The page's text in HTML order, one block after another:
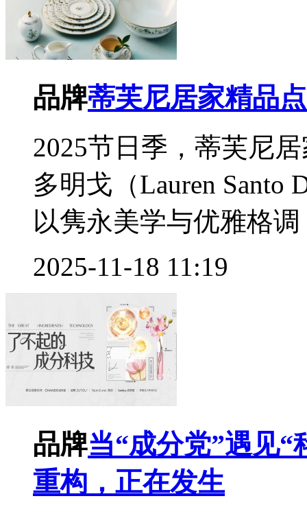
品牌蒂芙尼居家精品
2025节日季，蒂芙尼
多明戈（Lauren Santo
以隽永美学与优雅格调
2025-11-18 11:19
品牌当“成分党”遇见
重构，正在发生